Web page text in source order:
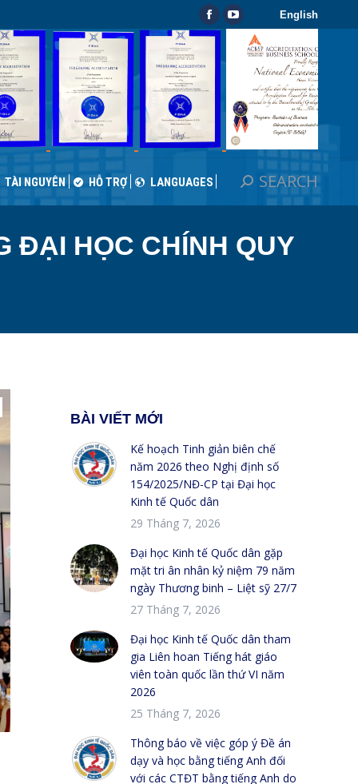
Facebook
opens
window
YouTube
page
opens
new
window
English
TÀI NGUYÊN HỖ TRỢ LANGUAGES Search:SEARCH
ĐẠI HỌC CHÍNH QUY
BÀI VIẾT MỚI
Kế hoạch Tinh giản biên chế
năm 2026 theo Nghị định số
154/2025/NĐ-CP tại Đại học
Kinh tế Quốc dân
29 Tháng 7, 2026
Đại học Kinh tế Quốc dân gặp
mặt tri ân nhân kỷ niệm 79 năm
ngày Thương binh – Liệt sỹ 27/7
27 Tháng 7, 2026
Đại học Kinh tế Quốc dân tham
gia Liên hoan Tiếng hát giáo
viên toàn quốc lần thứ VI năm
2026
25 Tháng 7, 2026
Thông báo về việc góp ý Đề án
dạy và học bằng tiếng Anh đối
với các CTĐT bằng tiếng Anh do
LANGUAGES Search:
SEARCH